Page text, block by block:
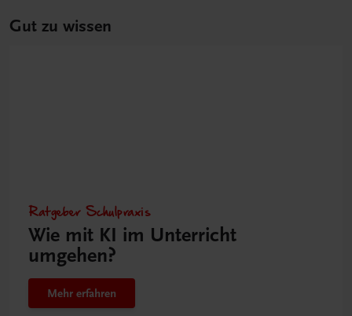
Gut zu wissen
Ratgeber Schulpraxis
Wie mit KI im Unterricht
umgehen?
Mehr erfahren